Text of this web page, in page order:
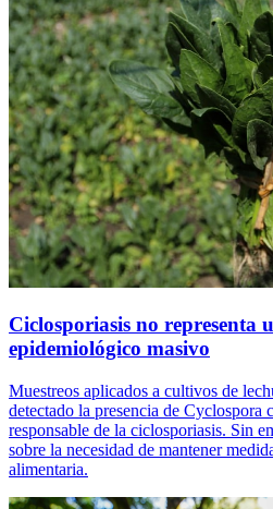
Ciclosporiasis no representa
epidemiológico masivo
Muestreos aplicados a cultivos de
detectado la presencia de Cyclospora
responsable de la ciclosporiasis. Sin
sobre la necesidad de mantener
alimentaria.